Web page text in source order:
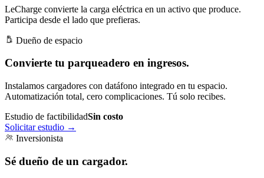
LeCharge convierte la carga eléctrica en un activo que produce.
Participa desde el lado que prefieras.
Dueño de espacio
Convierte tu parqueadero en ingresos.
Instalamos cargadores con datáfono integrado en tu espacio.
Automatización total, cero complicaciones. Tú solo recibes.
Estudio de factibilidadSin costo
Solicitar estudio →
Inversionista
Sé dueño de un cargador.